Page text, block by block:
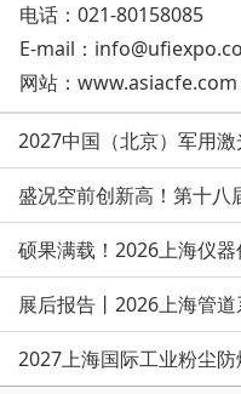
电话：021-80158085
E-mail：
网站：www.asiacfe.com
2027中国（北京）军用
盛况空前创新高！第十八
幕！
硕果满载！2026上海仪
27新征程
展后报告丨2026上海管
赴新程！
2027上海国际工业粉尘